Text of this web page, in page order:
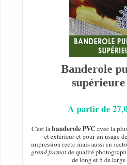
Banderole
A partir de
C'est labanderole PVC avec la
et extérieur et pour un usage
impression recto mais aussi en
grand formatde qualité
de long et 5 de large